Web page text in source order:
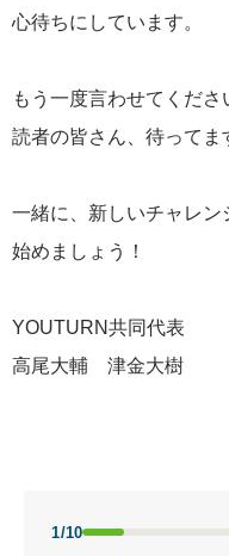
心待ちにしています。
もう一度言わせてくださ
読者の皆さん、待ってま
一緒に、新しいチャレン
始めましょう！
YOUTURN共同代表
高尾大輔 津金大樹
1/10